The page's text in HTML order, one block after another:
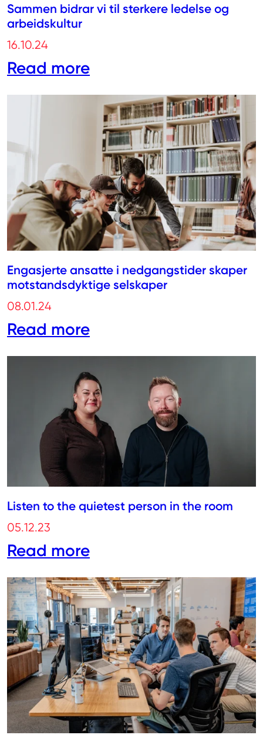
Sammen bidrar vi til sterkere ledelse og
arbeidskultur
16.10.24
Read more
Engasjerte ansatte i nedgangstider skaper
motstandsdyktige selskaper
08.01.24
Read more
Listen to the quietest person in the room
05.12.23
Read more